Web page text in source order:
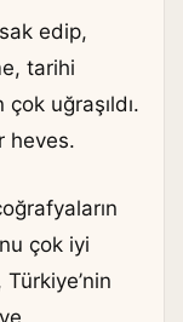
edip,
tarihi
uğraşıldı.
heves.
çok iyi